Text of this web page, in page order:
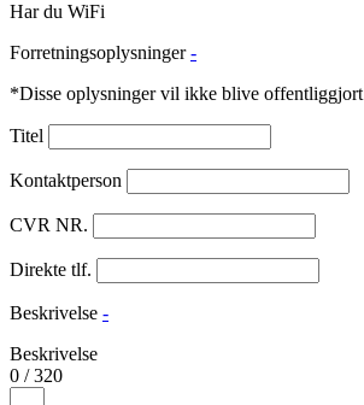
Har du WiFi
Forretningsoplysninger -
*Disse oplysninger vil ikke blive offentliggjort
Titel
Kontaktperson
CVR NR.
Direkte tlf.
Beskrivelse -
Beskrivelse
0 /320